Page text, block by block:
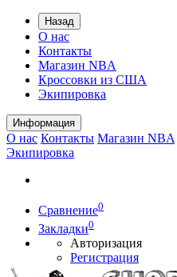
Назад
О нас
Контакты
Магазин NBA
Кроссовки из США
Экипировка
Информация
О нас Контакты Магазин NBA
Экипировка
Сравнение0
Закладки0
Авторизация
Регистрация